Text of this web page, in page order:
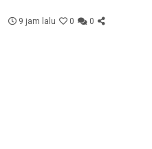
9 jam lalu 0 0